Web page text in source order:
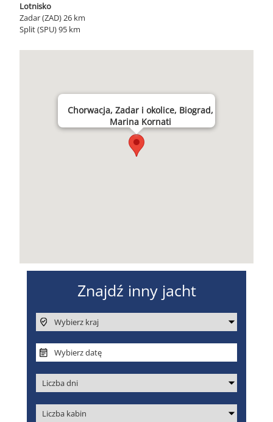
Lotnisko
Zadar (ZAD) 26 km
Split (SPU) 95 km
Chorwacja, Zadar i okolice, Biograd,
Marina Kornati